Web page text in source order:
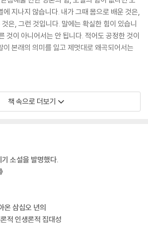
지나지 않습니다. 내가 그때 몸으로 배운 것은,
은, 그런 것입니다. 말에는 확실한 힘이 있습니
것이 아니어서는 안 됩니다. 적어도 공정한 것이
이 본래의 의미를 잃고 제멋대로 왜곡되어서는
에서 온 데이브 힐턴이라는 호리호리한 무명의
1번이었습니다. 4번은 찰리 매뉴얼입니다. 나중
명 다카하시였던 것으로 알고 있습니다. 야쿠르
다. 1회 말, 다카하시가 제1구를 던지자 힐턴은
구장에 울려 퍼졌습니다. 띄엄띄엄 박수 소리
는 그때 아무런 맥락도 없이, 아무런 근거도 없
다. ‘그래, 나도 소설을 쓸 수 있을지 모른다’라
책 속으로 더보기
소설을 발명했다.
온 삼십오 년의
적 인생론적 집대성